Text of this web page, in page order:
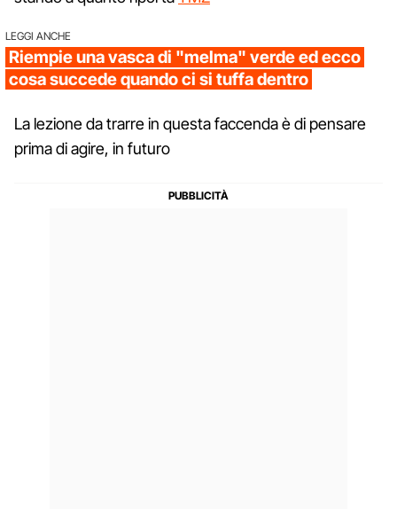
LEGGI ANCHE
Riempie una vasca di "melma" verde ed ecco
cosa succede quando ci si tuffa dentro
La lezione da trarre in questa faccenda è di pensare
prima di agire, in futuro